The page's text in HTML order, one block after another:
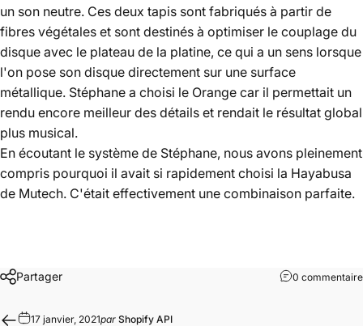
un son neutre. Ces deux tapis sont fabriqués à partir de
fibres végétales et sont destinés à optimiser le couplage du
disque avec le plateau de la platine, ce qui a un sens lorsque
l'on pose son disque directement sur une surface
métallique. Stéphane a choisi le Orange car il permettait un
rendu encore meilleur des détails et rendait le résultat global
plus musical.
En écoutant le système de Stéphane, nous avons pleinement
compris pourquoi il avait si rapidement choisi la Hayabusa
de Mutech. C'était effectivement une combinaison parfaite.
Partager 0 commentaire
17 janvier, 2021par Shopify API